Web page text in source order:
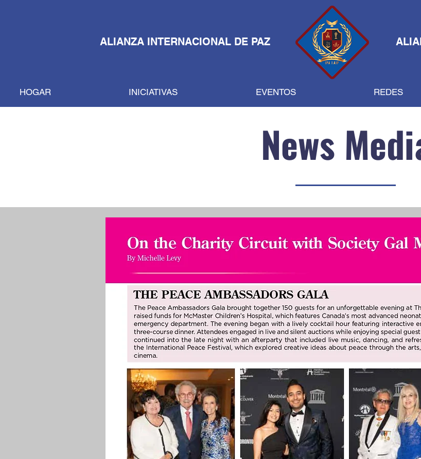
ALIANZA INTERNACIONAL DE PAZ
HOGAR INICIATIVAS EVENTOS REDES
News